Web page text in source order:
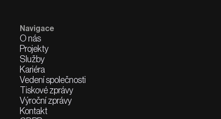
Navigace
O nás
Projekty
Služby
Kariéra
Vedení společnosti
Tiskové zprávy
Výroční zprávy
Kontakt